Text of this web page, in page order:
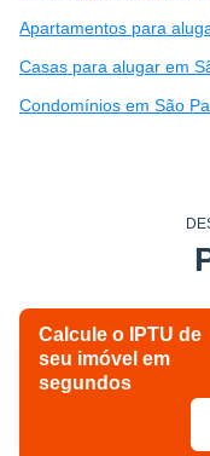
Apartamentos para
Casas para alugar em
Condomínios em São
Calcule o IPTU de
seu imóvel em
segundos